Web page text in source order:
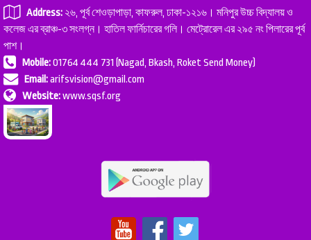
Address: ২৬, পূর্ব শেওড়াপাড়া, কাফরুল, ঢাকা-১২১৬। মনিপুর উচ্চ বিদ্যালয় ও
কলেজ এর ব্রাঞ্চ-৩ সংলগ্ন। হাতিল ফার্নিচারের গলি। মেট্রোরেল এর ২৯৫ নং পিলারের পূর্ব
পাশ।
Mobile:01764 444 731 (Nagad, Bkash, Roket Send Money)
Email:arifsvision@gmail.com
Website:www.sqsf.org